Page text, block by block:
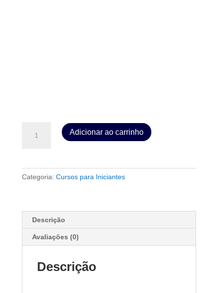
Espiritual
Adicionar ao carrinho
Categoria: Cursos para Iniciantes
Descrição
Avaliações (0)
Descrição